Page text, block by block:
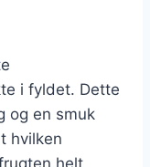
i fyldet. Dette
og en smuk
hvilken
helt